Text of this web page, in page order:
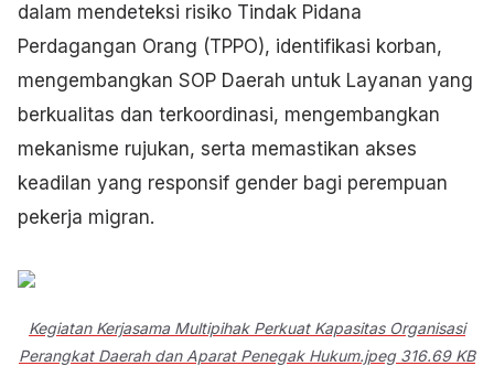
dalam mendeteksi risiko Tindak Pidana
Perdagangan Orang (TPPO), identifikasi korban,
mengembangkan SOP Daerah untuk Layanan yang
berkualitas dan terkoordinasi, mengembangkan
mekanisme rujukan, serta memastikan akses
keadilan yang responsif gender bagi perempuan
pekerja migran.
Kegiatan Kerjasama Multipihak Perkuat Kapasitas Organisasi
Perangkat Daerah dan Aparat Penegak Hukum.jpeg 316.69 KB